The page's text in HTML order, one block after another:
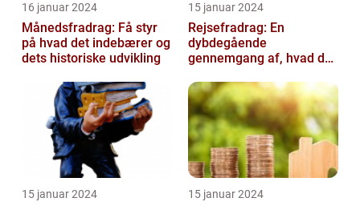
16 januar 2024
Månedsfradrag: Få styr
på hvad det indebærer og
dets historiske udvikling
15 januar 2024
Rejsefradrag: En
dybdegående
gennemgang af, hvad du
15 januar 2024 15 januar 2024